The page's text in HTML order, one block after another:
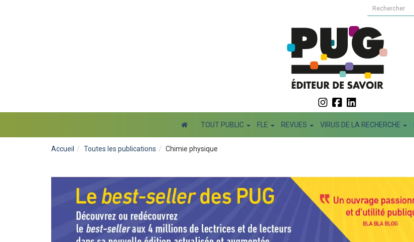
TOUT PUBLIC FLE REVUES VIRUS DE LA RECHERCHE
Accueil Toutes les publications Chimie physique